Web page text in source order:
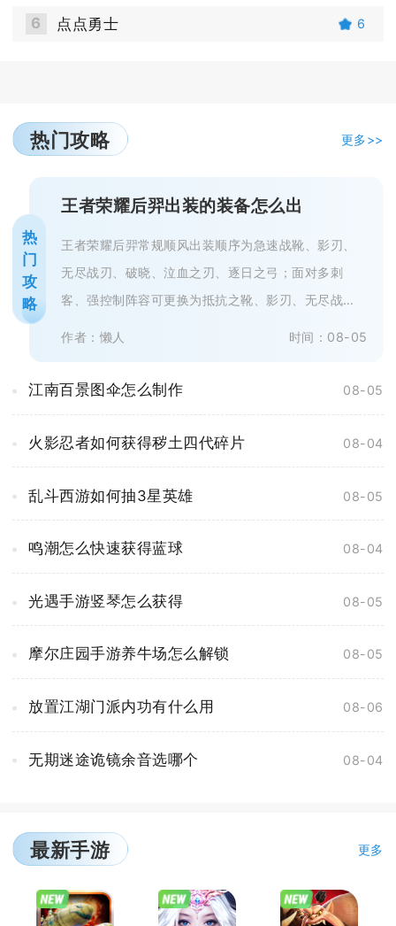
6 点点勇士 6
热门攻略 更多>>
热
门
攻
略
王者荣耀后羿出装的装备怎么出
王者荣耀后羿常规顺风出装顺序为急速战靴、影刃、
无尽战刃、破晓、泣血之刃、逐日之弓；面对多刺
客、强控制阵容可更换为抵抗之靴、影刃、无尽战
作者：懒人 时间：08-05
江南百景图伞怎么制作 08-05
火影忍者如何获得秽土四代碎片 08-04
乱斗西游如何抽3星英雄 08-05
鸣潮怎么快速获得蓝球 08-04
光遇手游竖琴怎么获得 08-05
摩尔庄园手游养牛场怎么解锁 08-05
放置江湖门派内功有什么用 08-06
无期迷途诡镜余音选哪个 08-04
最新手游 更多